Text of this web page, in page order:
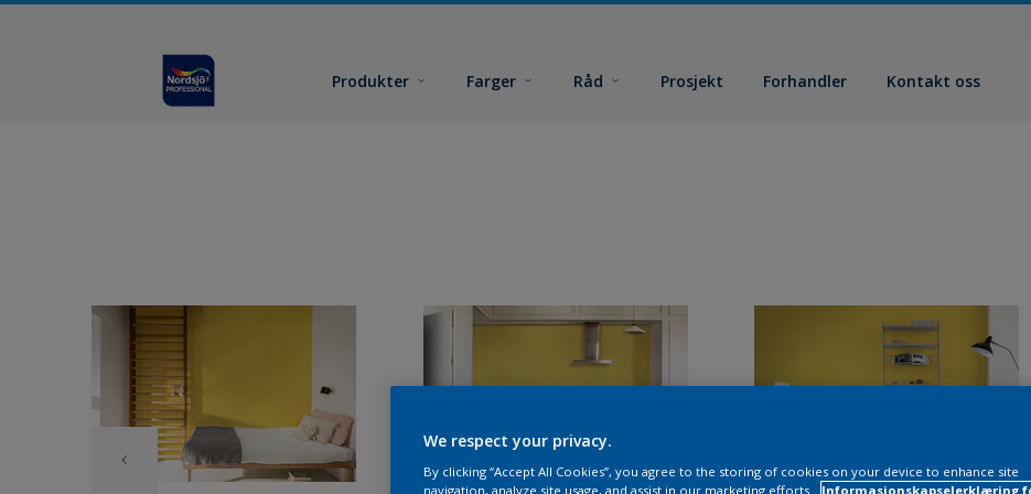
Produkter Farger Råd Prosjekt Forhandler Kontakt oss
We respect your privacy.
By clicking “Accept All Cookies”, you agree to the storing of cookies on your device to enhance site
navigation, analyze site usage, and assist in our marketing efforts.
Informasjonskapselerklæring